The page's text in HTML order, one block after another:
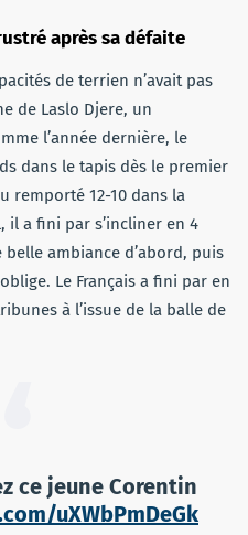
après sa défaite
de terrien n’avait pas
de Laslo Djere, un
l’année dernière, le
dans le tapis dès le premier
remporté 12-10 dans la
il a fini par s’incliner en 4
belle ambiance d’abord, puis
Le Français a fini par en
à l’issue de la balle de
ce jeune Corentin
uXWbPmDeGk